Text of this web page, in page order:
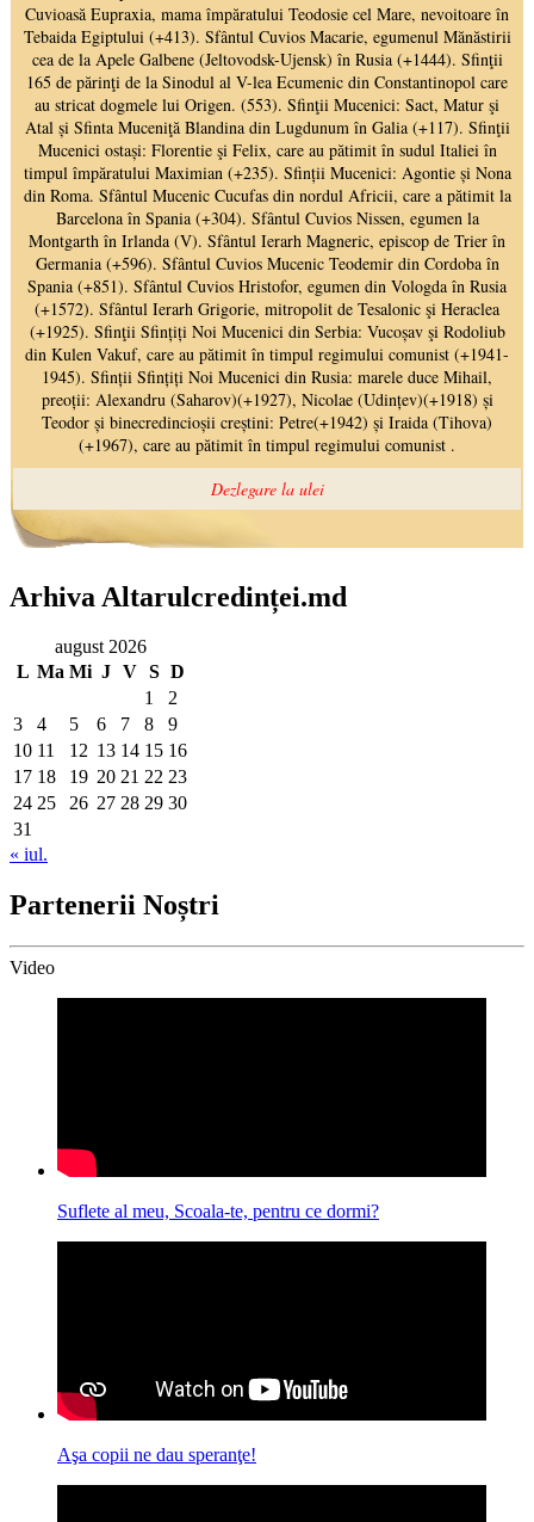
Arhiva Altarulcredinței.md
august 2026
L Ma Mi J V S D
1
2
3
4 5 6 7 8
9
10 11 12 13 14 15 16
17 18 19 20 21 22 23
24 25 26 27 28 29 30
31
« iul.
Partenerii Noștri
Video
Suflete al meu, Scoala-te, pentru ce dormi?
Aşa copii ne dau speranţe!